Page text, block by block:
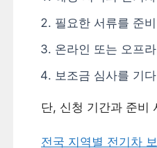
필요한 서류를 준
온라인 또는 오프
보조금 심사를 기
단, 신청 기간과 준비
전국 지역별 전기차